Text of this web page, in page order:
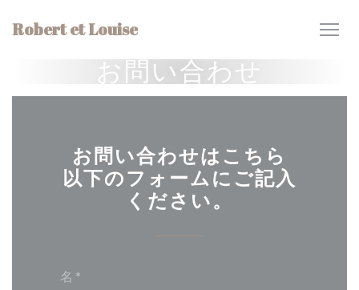
Robert et Louise
お問い合わせ
お問い合わせはこちら
以下のフォームにご記入
ください。